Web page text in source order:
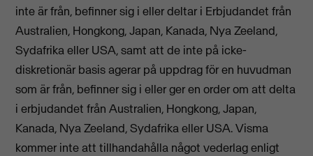
inte är från, befinner sig i eller deltar i Erbjudandet från
Australien, Hongkong, Japan, Kanada, Nya Zeeland,
Sydafrika eller USA, samt att de inte på icke-
diskretionär basis agerar på uppdrag för en huvudman
som är från, befinner sig i eller ger en order om att delta
i erbjudandet från Australien, Hongkong, Japan,
Kanada, Nya Zeeland, Sydafrika eller USA. Visma
kommer inte att tillhandahålla något vederlag enligt